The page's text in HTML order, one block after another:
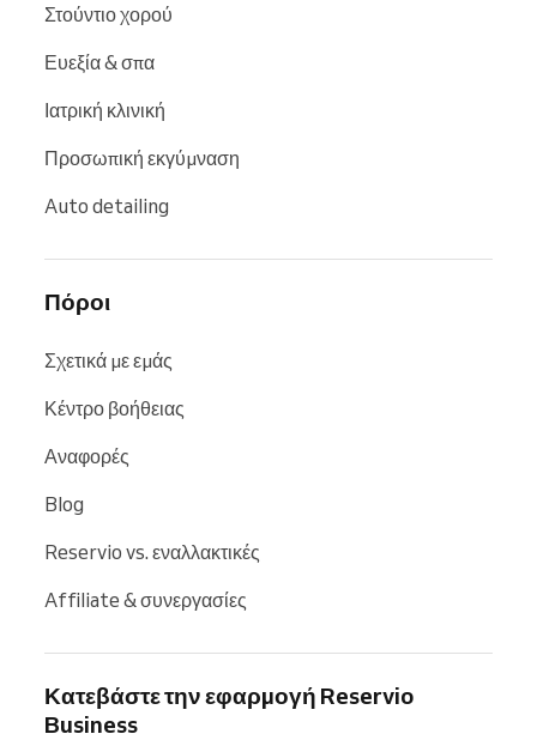
Στούντιο χορού
Ευεξία & σπα
Ιατρική κλινική
Προσωπική εκγύμναση
Auto detailing
Πόροι
Σχετικά με εμάς
Κέντρο βοήθειας
Αναφορές
Blog
Reservio vs. εναλλακτικές
Affiliate & συνεργασίες
Κατεβάστε την εφαρμογή Reservio
Business